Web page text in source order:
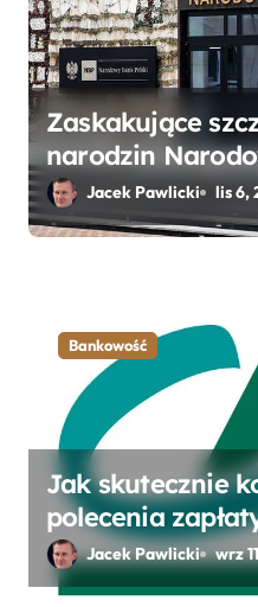
Zaskakujące
narodzin
Polskiego, o
wiedzieć
Jacek Pawlicki lis 6,
Bankowość
Jak skutecznie
polecenia
kody przelewów
indywidualnych
Jacek Pawlicki wrz